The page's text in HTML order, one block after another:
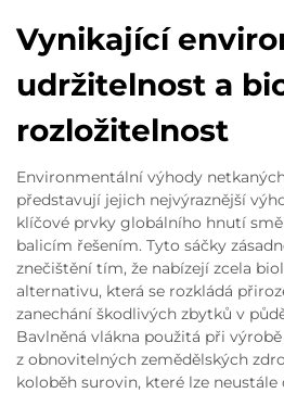
Vynikající
udržitelnost a
rozložitelnost
Environmentální výhody
představují jejich nejvýraznější
klíčové prvky globálního hnutí
balicím řešením. Tyto sáčky
znečištění tím, že nabízejí zcela
alternativu, která se rozkládá
zanechání škodlivých zbytků v
Bavlněná vlákna použitá při
z obnovitelných zemědělských
koloběh surovin, které lze neustále